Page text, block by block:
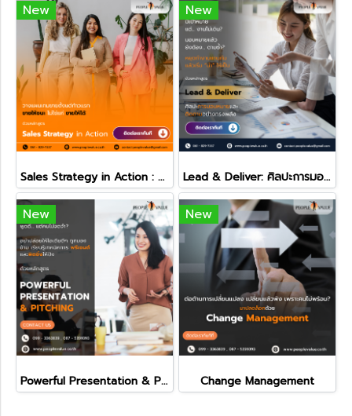
New
Sales Strategy in Action : วางแผนเกมขายให้ชนะตั้งแต่ก้าวแรก
New
Lead & Deliver: ศิลปะการมอบหมายและติดตามอย่างทรงพลัง
New
Powerful Presentation & Pitching
New
Change Management